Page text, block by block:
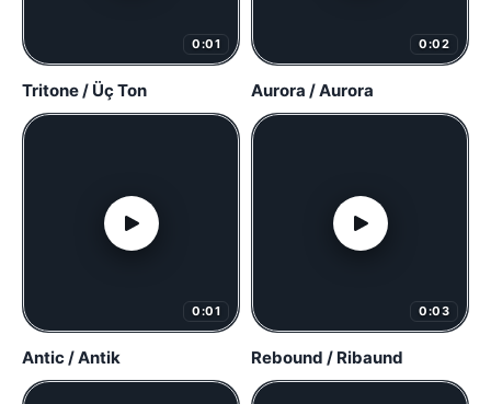
0:01
Tritone / Üç Ton
0:02
Aurora / Aurora
0:01
Antic / Antik
0:03
Rebound / Ribaund